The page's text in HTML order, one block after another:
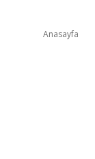
Anasayfa